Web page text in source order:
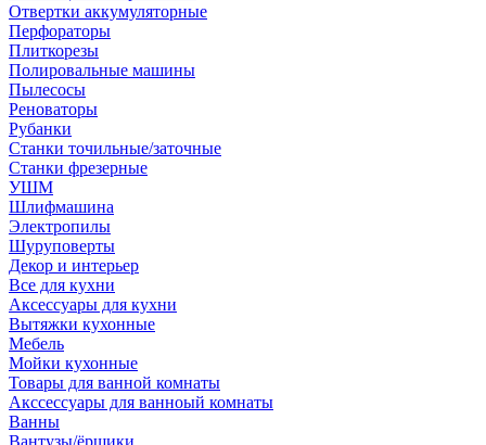
Отвертки аккумуляторные
Перфораторы
Плиткорезы
Полировальные машины
Пылесосы
Реноваторы
Рубанки
Станки точильные/заточные
Станки фрезерные
УШМ
Шлифмашина
Электропилы
Шуруповерты
Декор и интерьер
Все для кухни
Аксессуары для кухни
Вытяжки кухонные
Мебель
Мойки кухонные
Товары для ванной комнаты
Акссессуары для ванноый комнаты
Ванны
Вантузы/ёршики